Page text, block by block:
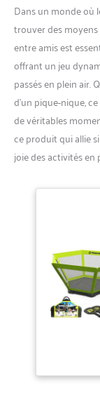
Dans un monde où
trouver des
entre amis est
offrant un jeu
passés en plein air.
d’un pique-nique,
de véritables
ce produit qui allie
joie des activités en